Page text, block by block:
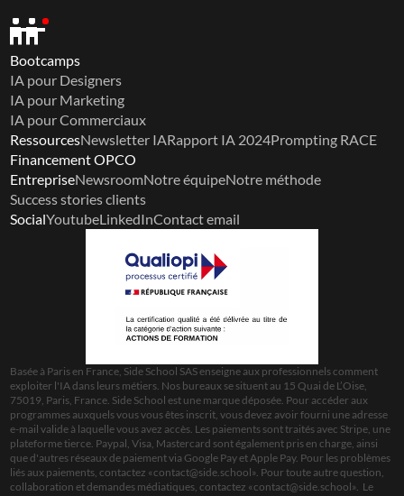
Bootcamps
IA pour Designers
IA pour Marketing
IA pour Commerciaux
RessourcesNewsletter IARapport IA 2024Prompting RACE
Financement OPCO
EntrepriseNewsroomNotre équipeNotre méthode
Success stories clients
SocialYoutubeLinkedInContact email
Basée à Paris en France, Side School SAS enseigne aux professionnels comment
exploiter l'IA dans leurs métiers. Nos bureaux se situent au 15 Quai de L’Oise,
75019, Paris, France. Side School est une marque déposée. Pour accéder aux
programmes auxquels vous vous êtes inscrit, vous devez avoir fourni une adresse
e-mail valide à laquelle vous avez accès. Les paiements sont traités avec Stripe, une
plateforme tierce. Paypal, Visa, Mastercard sont également pris en charge, ainsi
que d'autres réseaux de paiement via Google Pay et Apple Pay. Pour les problèmes
liés aux paiements, contactez «contact@side.school». Pour toute autre question,
collaboration et demandes médiatiques, contactez «contact@side.school».  Le